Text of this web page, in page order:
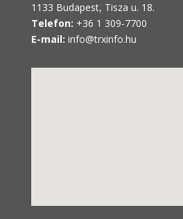
1133 Budapest, Tisza u. 18.
Telefon: +36 1 309-7700
E-mail: info@trxinfo.hu